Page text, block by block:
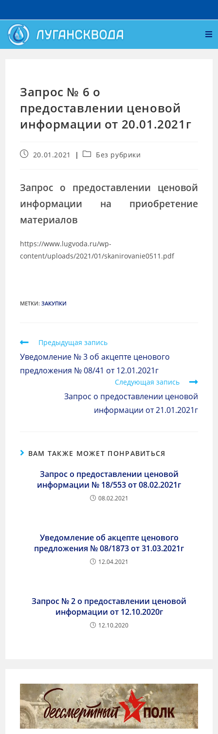
Запрос № 6 о
предоставлении ценовой
информации от 20.01.2021г
20.01.2021 Без рубрики
Запрос о предоставлении ценовой
информации на приобретение
материалов
https://www.lugvoda.ru/wp-
content/uploads/2021/01/skanirovanie0511.pdf
МЕТКИ:ЗАКУПКИ
Предыдущая запись
Уведомление № 3 об акцепте ценового
предложения № 08/41 от 12.01.2021г
Следующая запись
Запрос о предоставлении ценовой
информации от 21.01.2021г
ВАМ ТАКЖЕ МОЖЕТ ПОНРАВИТЬСЯ
Запрос о предоставлении ценовой
информации № 18/553 от 08.02.2021г
08.02.2021
Уведомление об акцепте ценового
предложения № 08/1873 от 31.03.2021г
12.04.2021
Запрос № 2 о предоставлении ценовой
информации от 12.10.2020г
12.10.2020